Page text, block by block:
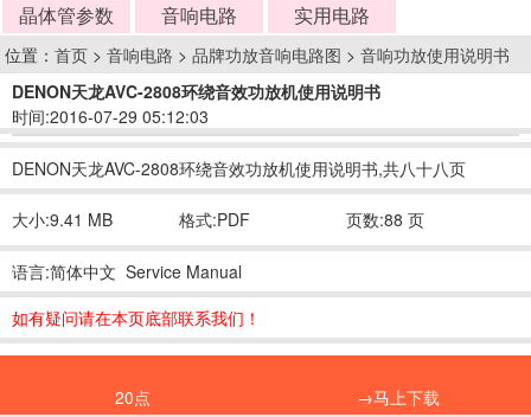
晶体管参数
音响电路 实用电路
位置： 首页 > 音响电路 > 品牌功放音响电路图 > 音响功放使用说明书
DENON天龙AVC-2808环绕音效功放机使用说明书
时间:2016-07-29 05:12:03
DENON天龙AVC-2808环绕音效功放机使用说明书,共八十八页
大小:9.41 MB 格式:PDF 页数:88 页
语言:简体中文 Service Manual
如有疑问请在本页底部联系我们！
20点 →马上下载